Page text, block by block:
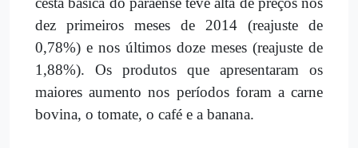
dez primeiros meses de 2014 (reajuste de
0,78%) e nos últimos doze meses (reajuste de
1,88%). Os produtos que apresentaram os
maiores aumento nos períodos foram a carne
bovina, o tomate, o café e a banana.